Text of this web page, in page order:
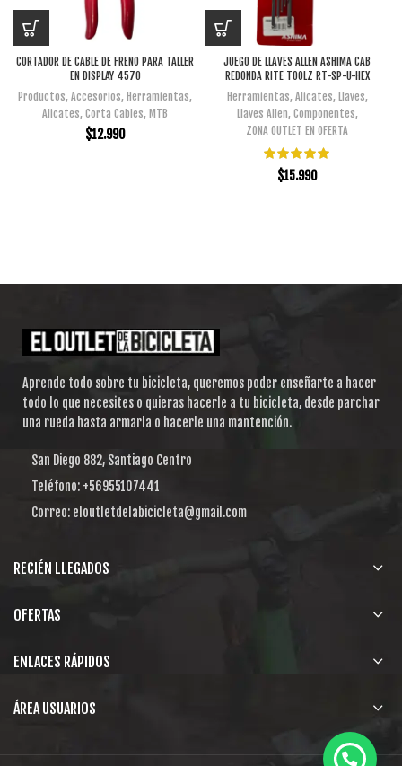
CORTADOR DE CABLE DE FRENO PARA TALLER
EN DISPLAY 4570
Productos, Accesorios, Herramientas,
Alicates, Corta Cables, MTB
$12.990
JUEGO DE LLAVES ALLEN ASHIMA CAB
REDONDA RITE TOOLZ RT-SP-U-HEX
Herramientas, Alicates, Llaves,
Llaves Allen, Componentes,
ZONA OUTLET EN OFERTA
$15.990
Aprende todo sobre tu bicicleta, queremos poder enseñarte a hacer
todo lo que necesites o quieras hacerle a tu bicicleta, desde parchar
una rueda hasta armarla o hacerle una mantención.
San Diego 882, Santiago Centro
Teléfono: +56955107441
Correo: eloutletdelabicicleta@gmail.com
RECIÉN LLEGADOS
OFERTAS
ENLACES RÁPIDOS
ÁREA USUARIOS